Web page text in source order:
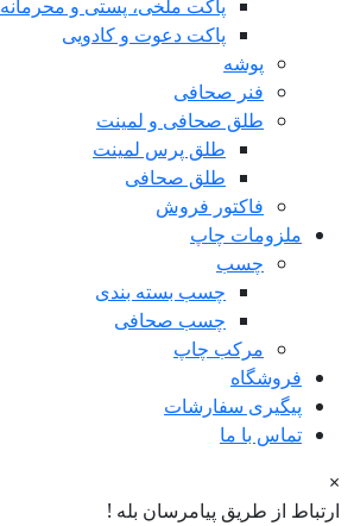
پاکت ملخی، پستی و محرمانه
پاکت دعوت و کادویی
پوشه
فنر صحافی
طلق صحافی و لمینت
طلق پرس لمینت
طلق صحافی
فاکتور فروش
ملزومات چاپ
چسب
چسب بسته بندی
چسب صحافی
مرکب چاپ
فروشگاه
پیگیری سفارشات
تماس با ما
×
ارتباط از طریق پیامرسان بله !